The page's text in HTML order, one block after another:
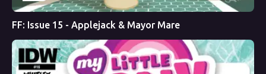
FF: Issue 15 - Applejack & Mayor Mare